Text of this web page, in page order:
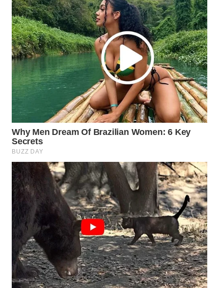
WN
BINJAI
WN
CIREBON
WN
INDRAMAYU
WN
KUNINGAN
WN
MAJALENGKA
WN
SUBANG
WN
SUKABUMI
WN
PURWAKARTA